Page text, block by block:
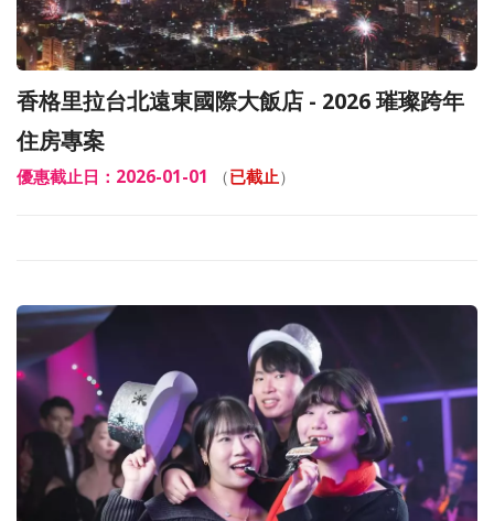
香格里拉台北遠東國際大飯店 - 2026 璀璨跨年
住房專案
優惠截止日：2026-01-01 （已截止）